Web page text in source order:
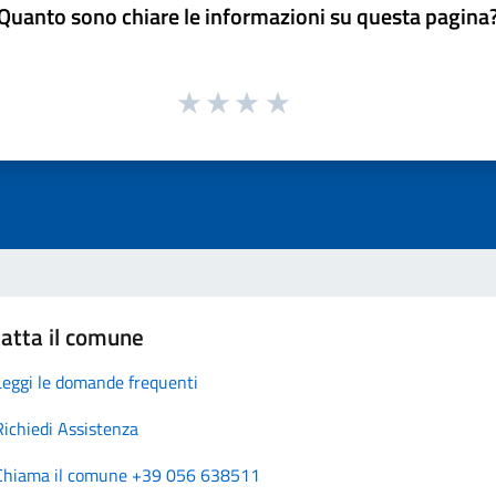
sono chiare le informazioni su questa
il comune
le domande frequenti
Assistenza
il comune +39 056 638511